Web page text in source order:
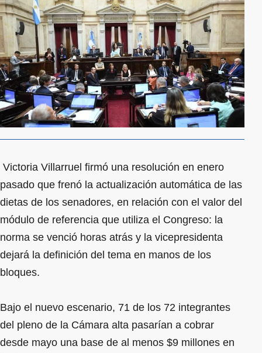
Victoria Villarruel firmó una resolución en enero
pasado que frenó la actualización automática de las
dietas de los senadores, en relación con el valor del
módulo de referencia que utiliza el Congreso: la
norma se venció horas atrás y la vicepresidenta
dejará la definición del tema en manos de los
bloques.
Bajo el nuevo escenario, 71 de los 72 integrantes
del pleno de la Cámara alta pasarían a cobrar
desde mayo una base de al menos $9 millones en